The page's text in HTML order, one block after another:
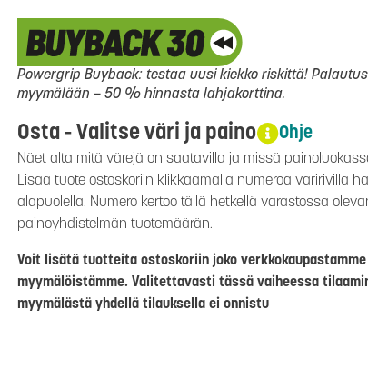
Powergrip Buyback: testaa uusi kiekko riskittä!
myymälään – 50 % hinnasta lahjakorttina.
Osta - Valitse väri ja paino Ohje
Näet alta mitä värejä on saatavilla ja missä
Lisää tuote ostoskoriin klikkaamalla numeroa väririvillä
alapuolella. Numero kertoo tällä hetkellä varastossa
painoyhdistelmän tuotemäärän.
Voit lisätä tuotteita ostoskoriin joko
myymälöistämme. Valitettavasti tässä vaiheessa
myymälästä yhdellä tilauksella ei onnistu